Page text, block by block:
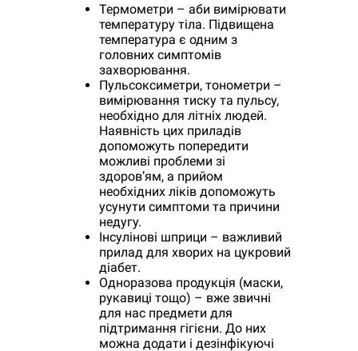
Термометри – аби вимірювати
температуру тіла. Підвищена
температура є одним з
головних симптомів
захворювання.
Пульсоксиметри, тонометри –
вимірювання тиску та пульсу,
необхідно для літніх людей.
Наявність цих приладів
допоможуть попередити
можливі проблеми зі
здоров’ям, а прийом
необхідних ліків допоможуть
усунути симптоми та причини
недугу.
Інсулінові шприци – важливий
прилад для хворих на цукровий
діабет.
Одноразова продукція (маски,
рукавиці тощо) – вже звичні
для нас предмети для
підтримання гігієни. До них
можна додати і дезінфікуючі